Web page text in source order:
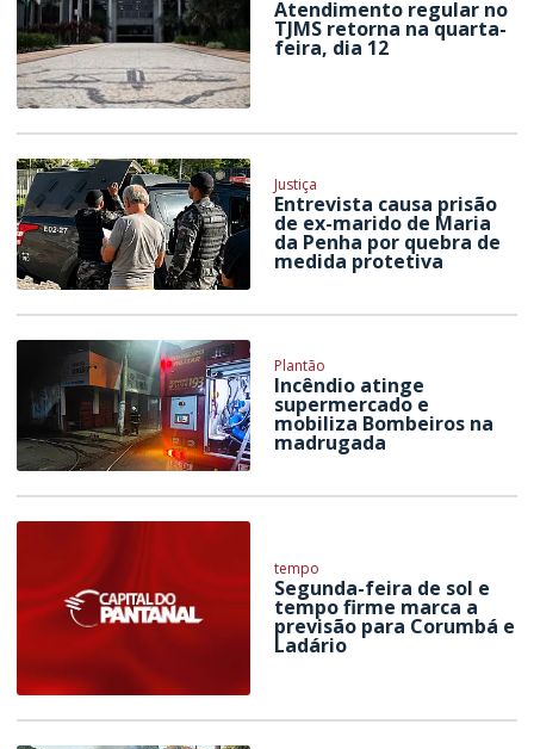
Atendimento regular no
TJMS retorna na quarta-
feira, dia 12
Justiça
Entrevista causa prisão
de ex-marido de Maria
da Penha por quebra de
medida protetiva
Plantão
Incêndio atinge
supermercado e
mobiliza Bombeiros na
madrugada
tempo
Segunda-feira de sol e
tempo firme marca a
previsão para Corumbá e
Ladário